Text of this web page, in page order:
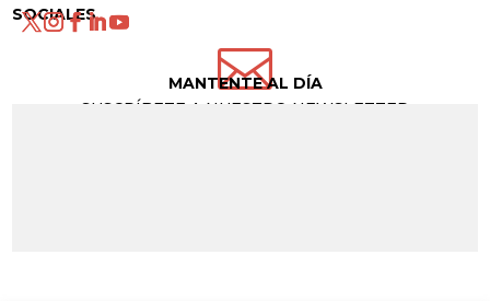
SOCIALES

MANTENTE AL DÍA
SUSCRÍBETE A NUESTRO NEWSLETTER